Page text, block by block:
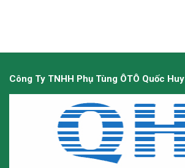
Công Ty TNHH Phụ Tùng ÔTÔ Quốc Huy